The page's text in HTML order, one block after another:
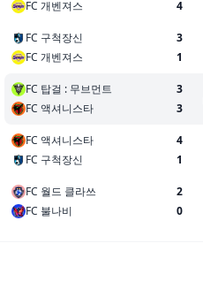
FC 개벤져스 4
FC 구척장신
3
FC 개벤져스
1
FC 탑걸 : 무브먼트
3
FC 액셔니스타
3
FC 액셔니스타
4
FC 구척장신
1
FC 월드 클라쓰
2
FC 불나비
0